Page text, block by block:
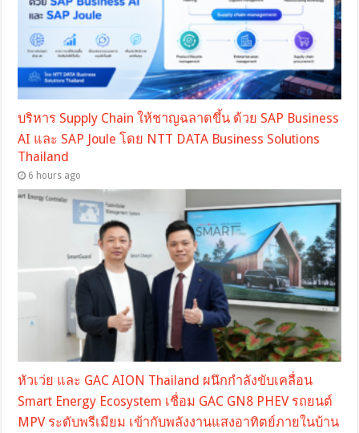
บริหาร Supply Chain ให้ชาญฉลาดขึ้น ด้วย SAP Business
AI และ SAP Joule โดย NTT DATA Business Solutions
Thailand
6 hours ago
หัวเว่ย และ GAC AION Thailand ผนึกกำลังขับเคลื่อน
Smart Energy Ecosystem เชื่อม GAC GN8 PHEV รถยนต์
MPV ระดับพรีเมียม เข้ากับพลังงานแสงอาทิตย์ภายในบ้าน